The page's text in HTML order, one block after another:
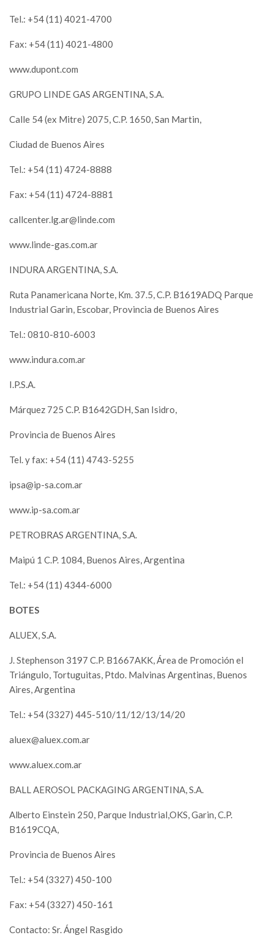
Tel.: +54 (11) 4021-4700
Fax: +54 (11) 4021-4800
www.dupont.com
GRUPO LINDE GAS ARGENTINA, S.A.
Calle 54 (ex Mitre) 2075, C.P. 1650, San Martin,
Ciudad de Buenos Aires
Tel.: +54 (11) 4724-8888
Fax: +54 (11) 4724-8881
callcenter.lg.ar@linde.com
www.linde-gas.com.ar
INDURA ARGENTINA, S.A.
Ruta Panamericana Norte, Km. 37.5, C.P. B1619ADQ Parque
Industrial Garin, Escobar, Provincia de Buenos Aires
Tel.: 0810-810-6003
www.indura.com.ar
I.P.S.A.
Márquez 725 C.P. B1642GDH, San Isidro,
Provincia de Buenos Aires
Tel. y fax: +54 (11) 4743-5255
ipsa@ip-sa.com.ar
www.ip-sa.com.ar
PETROBRAS ARGENTINA, S.A.
Maipú 1 C.P. 1084, Buenos Aires, Argentina
Tel.: +54 (11) 4344-6000
BOTES
ALUEX, S.A.
J. Stephenson 3197 C.P. B1667AKK, Área de Promoción el
Triángulo, Tortuguitas, Ptdo. Malvinas Argentinas, Buenos
Aires, Argentina
Tel.: +54 (3327) 445-510/11/12/13/14/20
aluex@aluex.com.ar
www.aluex.com.ar
BALL AEROSOL PACKAGING ARGENTINA, S.A.
Alberto Einstein 250, Parque Industrial,OKS, Garin, C.P.
B1619CQA,
Provincia de Buenos Aires
Tel.: +54 (3327) 450-100
Fax: +54 (3327) 450-161
Contacto: Sr. Ángel Rasgido